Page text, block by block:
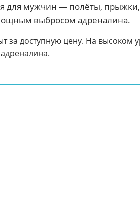
для мужчин — полёты,
выбросом адреналина.
за доступную цену. На высоком